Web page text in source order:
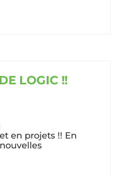
LOGIC !!
en projets !! En